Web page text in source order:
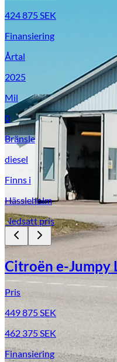
424 875SEK
Finansiering
Årtal
2025
Mil
0
Bränsle
diesel
Finns i
Hässleholm
Nedsatt pris
Citroën e-Jumpy
Pris
449 875 SEK
462 375 SEK
Finansiering